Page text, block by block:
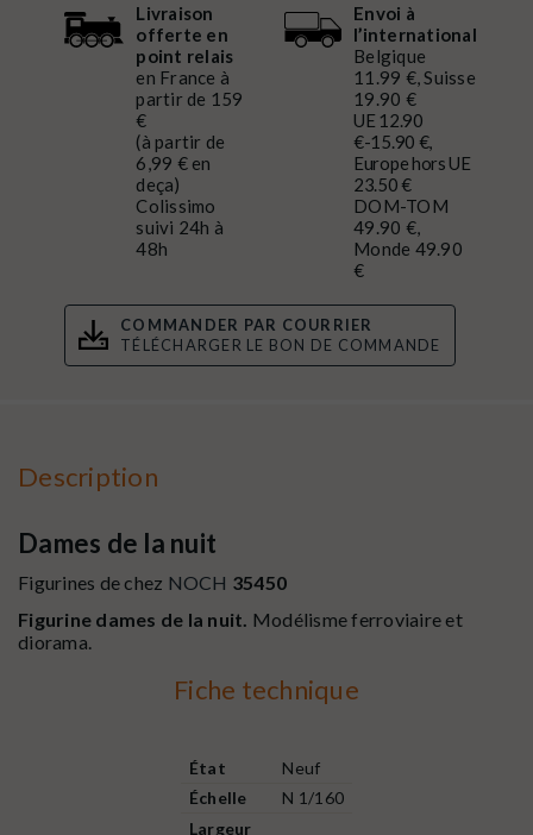
Livraison
offerte en
point relais
en France à
partir de 159
€
(à partir de
6,99 € en
deça)
Colissimo
suivi 24h à
48h
Envoi à
l’international
Belgique
11.99 €, Suisse
19.90 €
UE 12.90
€-15.90 €,
Europe hors UE
23.50 €
DOM-TOM
49.90 €,
Monde 49.90
€
COMMANDER PAR COURRIER
TÉLÉCHARGER LE BON DE COMMANDE
Description
Dames de la nuit
Figurines de chez NOCH 35450
Figurine dames de la nuit. Modélisme ferroviaire et
diorama.
Fiche technique
État
Neuf
Échelle
N 1/160
Largeur